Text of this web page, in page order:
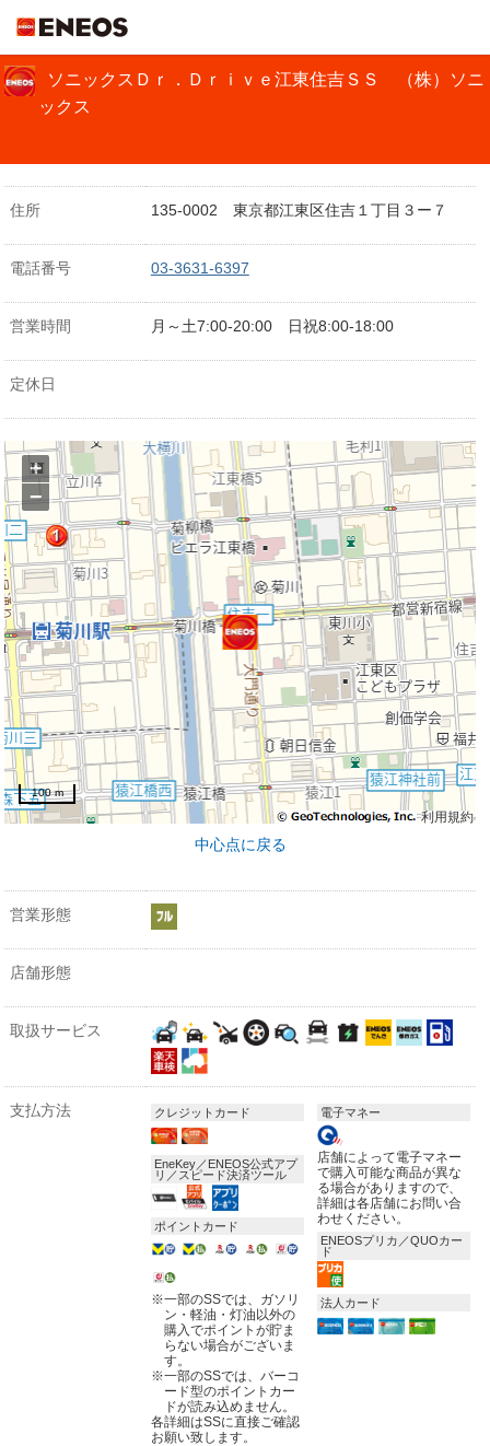
ソニックスＤｒ．Ｄｒｉｖｅ江東住吉ＳＳ （株）ソニ
ックス
住所 135-0002 東京都江東区住吉１丁目３ー７
電話番号 03-3631-6397
営業時間 月～土7:00-20:00 日祝8:00-18:00
定休日
利用規約
+
−
100 m
中心点に戻る
営業形態
店舗形態
取扱サービス
支払方法 クレジットカード
EneKey／ENEOS公式アプ
リ／スピード決済ツール
ポイントカード
※一部のSSでは、ガソリ
ン・軽油・灯油以外の
購入でポイントが貯ま
らない場合がございま
す。
※一部のSSでは、バーコ
ード型のポイントカー
ドが読み込めません。
各詳細はSSに直接ご確認
お願い致します。
電子マネー
店舗によって電子マネー
で購入可能な商品が異な
る場合がありますので、
詳細は各店舗にお問い合
わせください。
ENEOSプリカ／QUOカー
ド
法人カード